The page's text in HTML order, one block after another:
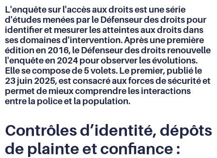
Linkedin
X
de
la
page
(URL)
dans
le
presse-
papier
L'enquête sur l'accès aux droits est une série
d'études menées par le Défenseur des droits pour
identifier et mesurer les atteintes aux droits dans
ses domaines d'intervention. Après une première
édition en 2016, le Défenseur des droits renouvelle
l'enquête en 2024 pour observer les évolutions.
Elle se compose de 5 volets. Le premier, publié le
23 juin 2025, est consacré aux forces de sécurité et
permet de mieux comprendre les interactions
entre la police et la population.
Contrôles d’identité, dépôts
de plainte et confiance :